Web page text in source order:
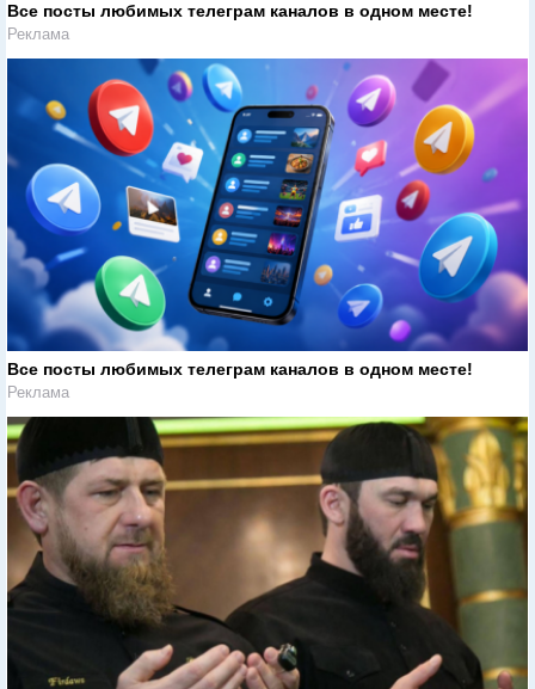
Все посты любимых телеграм каналов в одном месте!
Реклама
Все посты любимых телеграм каналов в одном месте!
Реклама